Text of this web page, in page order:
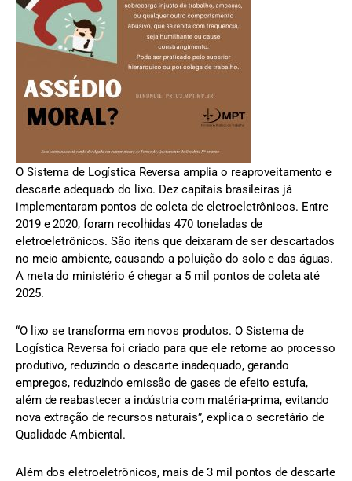
O Sistema de Logística Reversa amplia o reaproveitamento e
descarte adequado do lixo. Dez capitais brasileiras já
implementaram pontos de coleta de eletroeletrônicos. Entre
2019 e 2020, foram recolhidas 470 toneladas de
eletroeletrônicos. São itens que deixaram de ser descartados
no meio ambiente, causando a poluição do solo e das águas.
A meta do ministério é chegar a 5 mil pontos de coleta até
2025.
“O lixo se transforma em novos produtos. O Sistema de
Logística Reversa foi criado para que ele retorne ao processo
produtivo, reduzindo o descarte inadequado, gerando
empregos, reduzindo emissão de gases de efeito estufa,
além de reabastecer a indústria com matéria-prima, evitando
nova extração de recursos naturais”, explica o secretário de
Qualidade Ambiental.
Além dos eletroeletrônicos, mais de 3 mil pontos de descarte